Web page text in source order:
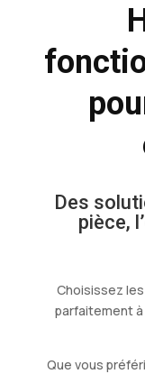
Des
pièce,
Choisissez
parfaitement
Que vous